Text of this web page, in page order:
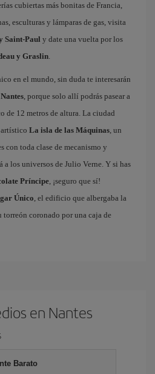
cubiertas más bonitas de Francia,
esculturas y lámparas de gas, visita
Saint-Paul y date una vuelta por los
y Graslin.
en el mundo, sin duda te interesarán
, porque solo allí podrás pasear a
de 12 metros de altura. La ciudad
La isla de las Máquinas, un
con toda clase de mecanismo y
a los universos de Julio Verne. Y si has
Príncipe, ¡seguro que sí!
Único, el edificio que albergaba la
torreón coronado por una caja de
en Nantes
Barato